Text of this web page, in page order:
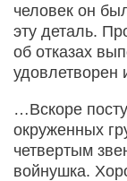
человек он
эту деталь.
об отказах
удовлетворен
…Вскоре
окруженных
четвертым
войнушка.